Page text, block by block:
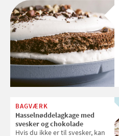
BAGVÆRK
Hasselnøddelagkage med
svesker og chokolade
Hvis du ikke er til svesker, kan